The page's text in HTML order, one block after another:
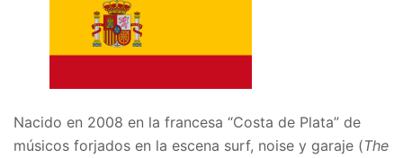
Nacido en 2008 en la francesa “Costa de Plata” de
músicos forjados en la escena surf, noise y garaje (The